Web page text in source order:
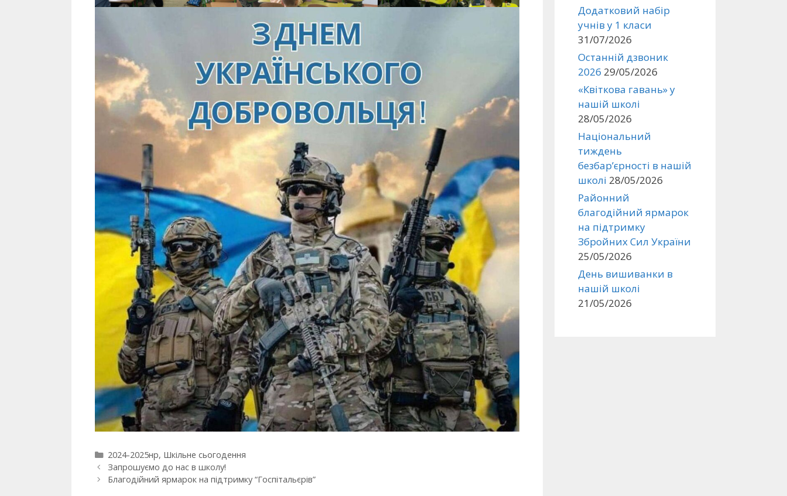
2024-2025нр, Шкільне сьогодення
Запрошуємо до нас в школу!
Благодійний ярмарок на підтримку “Госпітальєрів”
Додатковий набір
учнів у 1 класи
31/07/2026
Останній дзвоник
2026 29/05/2026
«Квіткова гавань» у
нашій школі
28/05/2026
Національний
тиждень
безбар’єрності в нашій
школі 28/05/2026
Районний
благодійний ярмарок
на підтримку
Збройних Сил України
25/05/2026
День вишиванки в
нашій школі
21/05/2026